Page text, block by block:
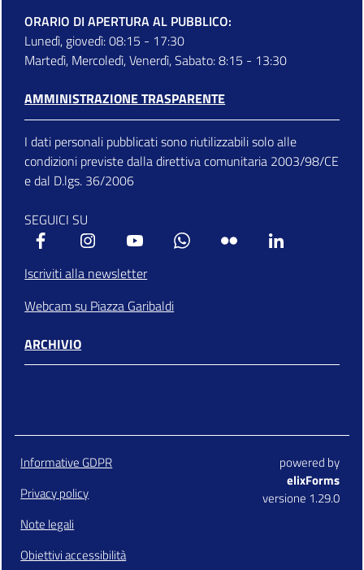
ORARIO DI APERTURA AL PUBBLICO:
Lunedì, giovedì: 08:15 - 17:30
Martedì, Mercoledì, Venerdì, Sabato: 8:15 - 13:30
AMMINISTRAZIONE TRASPARENTE
I dati personali pubblicati sono riutilizzabili solo alle
condizioni previste dalla direttiva comunitaria 2003/98/CE
e dal D.lgs. 36/2006
SEGUICI SU
Facebook Instagram Youtube Whatsapp
Iscriviti alla newsletter
Webcam su Piazza Garibaldi
ARCHIVIO
Informative GDPR
Privacy policy
Note legali
Obiettivi accessibilità
powered by
elixForms
versione 1.29.0